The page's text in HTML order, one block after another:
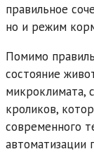
правильное
но и режим
Помимо
состояние
микроклимата,
кроликов,
современного
автоматизации